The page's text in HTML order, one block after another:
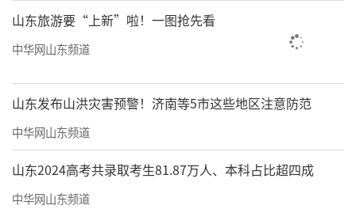
山东旅游要“上新”啦！一图抢先看
中华网山东频道
山东发布山洪灾害预警！济南等5市这些地区注意防范
中华网山东频道
山东2024高考共录取考生81.87万人、本科占比超四成
中华网山东频道